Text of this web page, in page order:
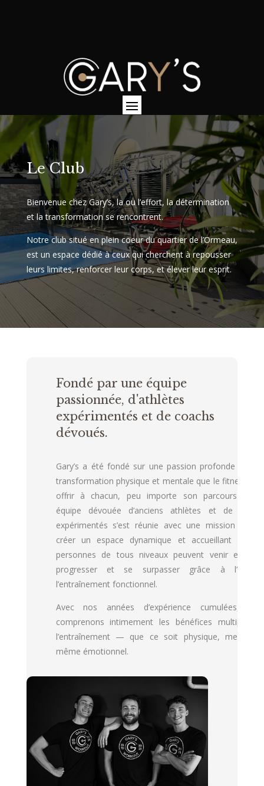
Le Club
Bienvenue chez Gary’s, la ou l’effort, la détermination
et la transformation se rencontrent.
Notre club situé en plein coeur du quartier de l’Ormeau,
est un espace dédié à ceux qui cherchent à repousser
leurs limites, renforcer leur corps, et élever leur esprit.
Fondé par une équipe
passionnée, d'athlètes
expérimentés et de coachs
dévoués.
Gary’s a été fondé sur une passion profonde pour
transformation physique et mentale que le fitness
offrir à chacun, peu importe son parcours.
équipe dévouée d’anciens athlètes et de
expérimentés s’est réunie avec une mission claire
créer un espace dynamique et accueillant où
personnes de tous niveaux peuvent venir
progresser et se surpasser grâce à l’art
l’entraînement fonctionnel.
Avec nos années d’expérience cumulées,
comprenons intimement les bénéfices multiples
l’entraînement — que ce soit physique, mental
même émotionnel.